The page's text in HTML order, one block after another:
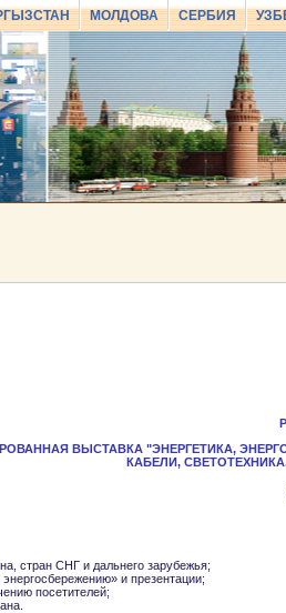
МОЛДОВА СЕРБИЯ
ВЫСТАВКА "ЭНЕРГЕТИКА,
КАБЕЛИ,
стран СНГ и дальнего зарубежья;
и презентации;
посетителей;